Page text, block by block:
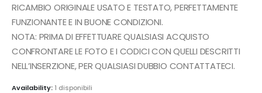
RICAMBIO ORIGINALE USATO E TESTATO, PERFETTAMENTE
FUNZIONANTE E IN BUONE CONDIZIONI.
NOTA: PRIMA DI EFFETTUARE QUALSIASI ACQUISTO
CONFRONTARE LE FOTO E I CODICI CON QUELLI DESCRITTI
NELL’INSERZIONE, PER QUALSIASI DUBBIO CONTATTATECI.
Availability: 1 disponibili